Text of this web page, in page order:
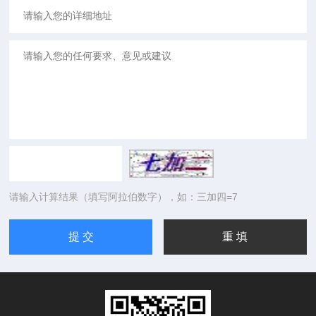
请输入计算结果（填写阿拉伯数字），如：三加四=7